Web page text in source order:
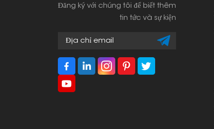
Đăng ký với chúng tôi để biết thêm
tin tức và sự kiện